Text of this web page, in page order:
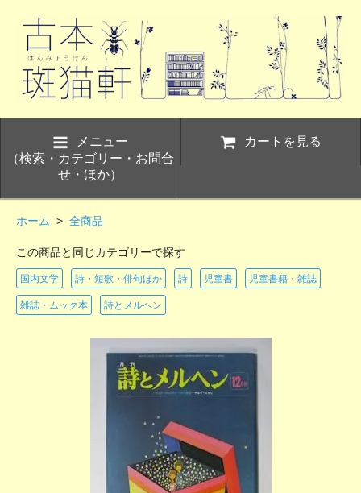
メニュー
（検索・カテゴリー・お問合
せ・ほか）
カートを見る
ホーム > 全商品
この商品と同じカテゴリーで探す
国内文学 詩・短歌・俳句ほか 詩 児童書 児童書籍・雑誌
雑誌・ムック本 詩とメルヘン